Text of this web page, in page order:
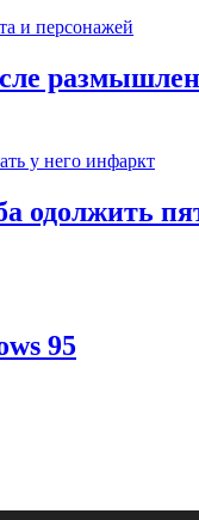
одолжить
95